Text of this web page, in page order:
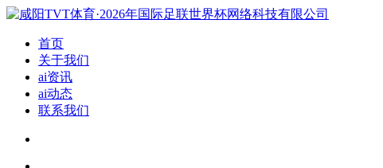
首页
关于我们
ai资讯
ai动态
联系我们